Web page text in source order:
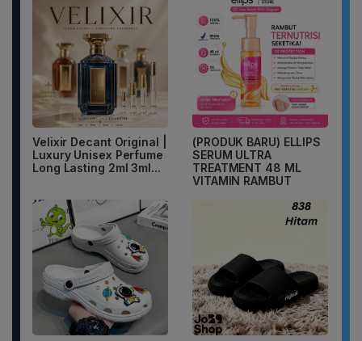
Velixir Decant Original |
Luxury Unisex Perfume
Long Lasting 2ml 3ml...
(PRODUK BARU) ELLIPS
SERUM ULTRA
TREATMENT 48 ML
VITAMIN RAMBUT